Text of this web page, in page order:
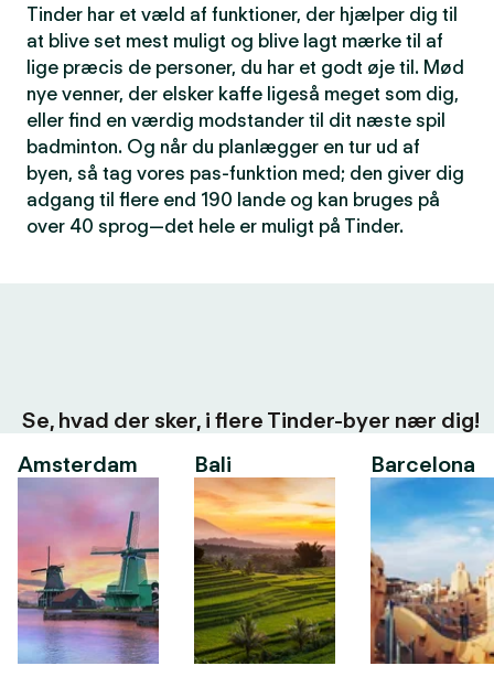
Tinder har et væld af funktioner, der hjælper dig til
at blive set mest muligt og blive lagt mærke til af
lige præcis de personer, du har et godt øje til. Mød
nye venner, der elsker kaffe ligeså meget som dig,
eller find en værdig modstander til dit næste spil
badminton. Og når du planlægger en tur ud af
byen, så tag vores pas-funktion med; den giver dig
adgang til flere end 190 lande og kan bruges på
over 40 sprog—det hele er muligt på Tinder.
Se, hvad der sker, i flere Tinder-byer nær dig!
Amsterdam
Bali Barcelona